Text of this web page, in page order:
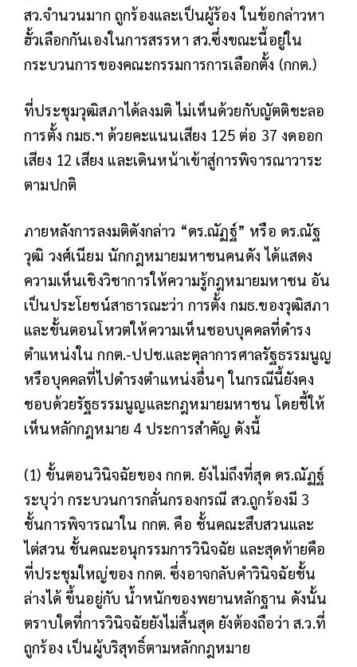
สว.จำนวนมาก ถูกร้องและเป็นผู้ร้อง ในข้อกล่าวหา
ฮั้วเลือกกันเองในการสรรหา สว.ซึ่งขณะนี้อยู่ใน
กระบวนการของคณะกรรมการการเลือกตั้ง (กกต.)
ที่ประชุมวุฒิสภาได้ลงมติ ไม่เห็นด้วยกับญัตติชะลอ
การตั้ง กมธ.ฯ ด้วยคะแนนเสียง 125 ต่อ 37 งดออก
เสียง 12 เสียง และเดินหน้าเข้าสู่การพิจารณาวาระ
ตามปกติ
ภายหลังการลงมติดังกล่าว “ดร.ณัฏฐ์” หรือ ดร.ณัฐ
วุฒิ วงศ์เนียม นักกฎหมายมหาชนคนดัง ได้แสดง
ความเห็นเชิงวิชาการให้ความรู้กฎหมายมหาชน อัน
เป็นประโยชน์สาธารณะว่า การตั้ง กมธ.ของวุฒิสภา
และขั้นตอนโหวตให้ความเห็นชอบบุคคลที่ดำรง
ตำแหน่งใน กกต.-ปปช.และตุลาการศาลรัฐธรรมนูญ
หรือบุคคลที่ไปดำรงตำแหน่งอื่นๆ ในกรณีนี้ยังคง
ชอบด้วยรัฐธรรมนูญและกฎหมายมหาชน โดยชี้ให้
เห็นหลักกฎหมาย 4 ประการสำคัญ ดังนี้
(1) ขั้นตอนวินิจฉัยของ กกต. ยังไม่ถึงที่สุด ดร.ณัฏฐ์
ระบุว่า กระบวนการกลั่นกรองกรณี สว.ถูกร้องมี 3
ชั้นการพิจารณาใน กกต. คือ ชั้นคณะสืบสวนและ
ไต่สวน ชั้นคณะอนุกรรมการวินิจฉัย และสุดท้ายคือ
ที่ประชุมใหญ่ของ กกต. ซึ่งอาจกลับคำวินิจฉัยชั้น
ล่างได้ ขึ้นอยู่กับ น้ำหนักของพยานหลักฐาน ดังนั้น
ตราบใดที่การวินิจฉัยยังไม่สิ้นสุด ยังต้องถือว่า ส.ว.ที่
ถูกร้อง เป็นผู้บริสุทธิ์ตามหลักกฎหมาย